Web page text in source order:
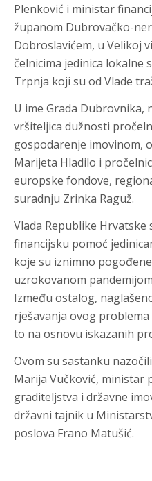
Plenković i ministar
županom Dubrovačko-
Dobroslavićem, u Velikoj
čelnicima jedinica lokalne
Trpnja koji su od Vlade
U ime Grada Dubrovnika,
vršiteljica dužnosti
gospodarenje imovinom,
Marijeta Hladilo i
europske fondove,
suradnju Zrinka Raguž.
Vlada Republike
financijsku pomoć
koje su iznimno
uzrokovanom
Između ostalog,
rješavanja ovog
to na osnovu iskazanih
Ovom su sastanku
Marija Vučković, ministar
graditeljstva i državne
državni tajnik u
poslova Frano Matušić.